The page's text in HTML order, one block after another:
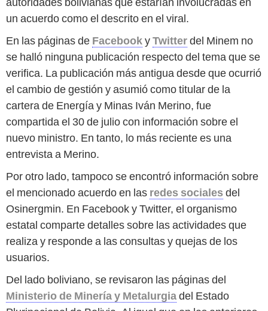
un acuerdo como el descrito en el viral.
En las páginas de FacebookyTwitterdel Minem no
se halló ninguna publicación respecto del tema que se
verifica. La publicación más antigua desde que ocurrió
el cambio de gestión y asumió como titular de la
cartera de Energía y Minas Iván Merino, fue
compartida el 30 de julio con información sobre el
nuevo ministro. En tanto, lo más reciente es una
entrevista a Merino.
Por otro lado, tampoco se encontró información sobre
el mencionado acuerdo en las redes sociales del
Osinergmin. En Facebook y Twitter, el organismo
estatal comparte detalles sobre las actividades que
realiza y responde a las consultas y quejas de los
usuarios.
Del lado boliviano, se revisaron las páginas del
Ministerio de Minería y Metalurgiadel Estado